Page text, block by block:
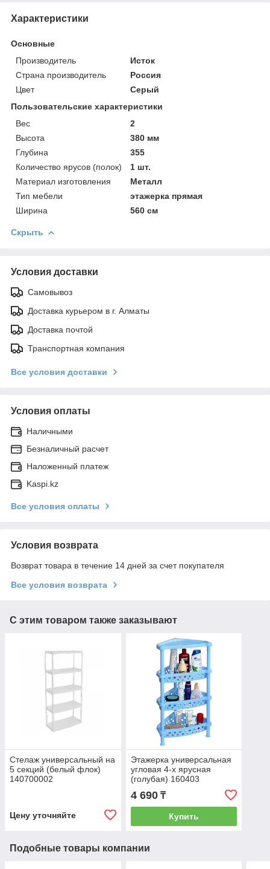
Характеристики
Основные
Производитель
Исток
Страна производитель
Россия
Цвет
Серый
Пользовательские характеристики
Вес
2
Высота
380 мм
Глубина
355
Количество ярусов (полок)
1 шт.
Материал изготовления
Металл
Тип мебели
этажерка прямая
Ширина
560 см
Скрыть
Условия доставки
Самовывоз
Доставка курьером в г. Алматы
Доставка почтой
Транспортная компания
Все условия доставки
Условия оплаты
Наличными
Безналичный расчет
Наложенный платеж
Kaspi.kz
Все условия оплаты
Условия возврата
Возврат товара в течение 14 дней за счет покупателя
Все условия возврата
С этим товаром также заказывают
Стелаж универсальный на
5 секций (белый флок)
140700002
Цену уточняйте
Этажерка универсальная
угловая 4-х ярусная
(голубая) 160403
4 690₸
Купить
Подобные товары компании